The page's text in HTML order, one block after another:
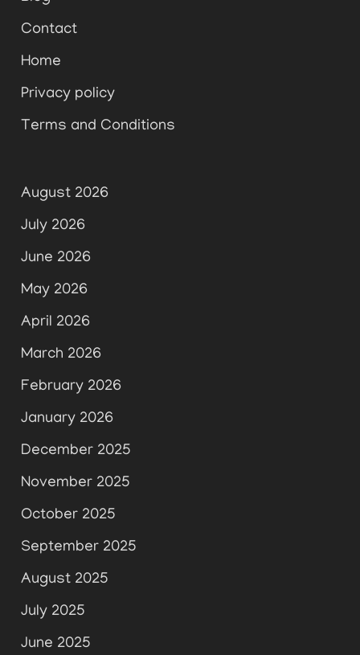
Contact
Home
Privacy policy
Terms and Conditions
August 2026
July 2026
June 2026
May 2026
April 2026
March 2026
February 2026
January 2026
December 2025
November 2025
October 2025
September 2025
August 2025
July 2025
June 2025